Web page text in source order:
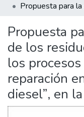
Statistics
Propuesta
de los
los
reparación
diesel”, en